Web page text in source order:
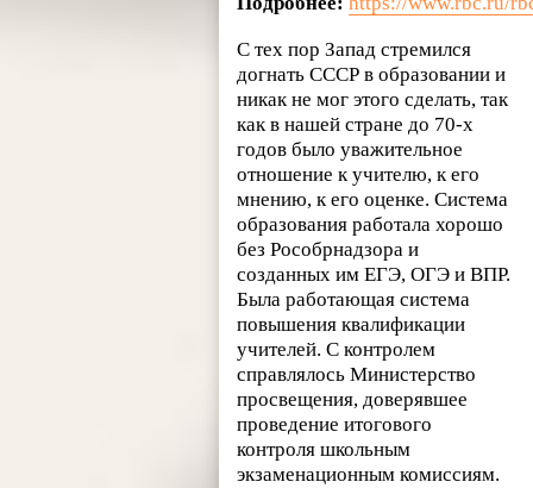
С тех пор Запад стремился
догнать СССР в образовании и
никак не мог этого сделать, так
как в нашей стране до 70-х
годов было уважительное
отношение к учителю, к его
мнению, к его оценке. Система
образования работала хорошо
без Рособрнадзора и
созданных им ЕГЭ, ОГЭ и ВПР.
Была работающая система
повышения квалификации
учителей. С контролем
справлялось Министерство
просвещения, доверявшее
проведение итогового
контроля школьным
экзаменационным комиссиям.